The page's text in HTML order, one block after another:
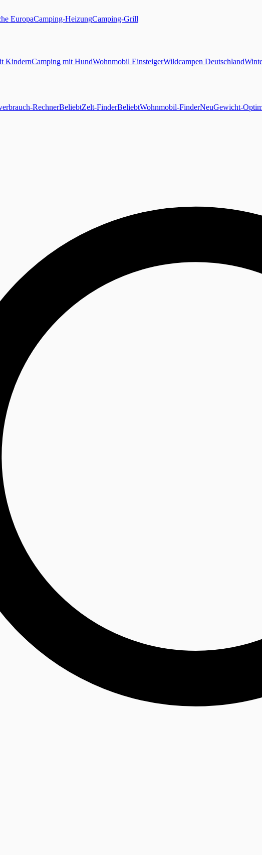
EuropaCamping-HeizungCamping-Grill
KindernCamping mit HundWohnmobil EinsteigerWildcampen Deutschland
RechnerBeliebtZelt-FinderBeliebtWohnmobil-FinderNeuGewicht-